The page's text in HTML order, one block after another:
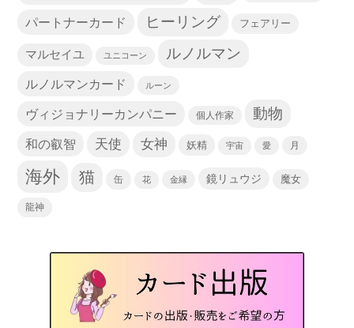
パートナーカード ヒーリング フェアリー
マルセイユ ユニコーン ルノルマン
ルノルマンカード ルーン
ヴィジョナリーカンパニー 個人作家 動物
和の叡智 天使 女神 妖精 宇宙 愛 月
海外 猫 缶 花 金縁 鏡リュウジ 魔女
龍神